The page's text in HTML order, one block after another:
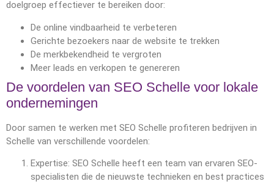
doelgroep effectiever te bereiken door:
De online vindbaarheid te verbeteren
Gerichte bezoekers naar de website te trekken
De merkbekendheid te vergroten
Meer leads en verkopen te genereren
De voordelen van SEO Schelle voor lokale
ondernemingen
Door samen te werken met SEO Schelle profiteren bedrijven in
Schelle van verschillende voordelen:
Expertise: SEO Schelle heeft een team van ervaren SEO-
specialisten die de nieuwste technieken en best practices